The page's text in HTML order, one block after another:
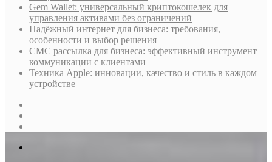
Gem Wallet: универсальный криптокошелек для
управления активами без ограничений
Надёжный интернет для бизнеса: требования,
особенности и выбор решения
СМС рассылка для бизнеса: эффективный инструмент
коммуникации с клиентами
Техника Apple: инновации, качество и стиль в каждом
устройстве